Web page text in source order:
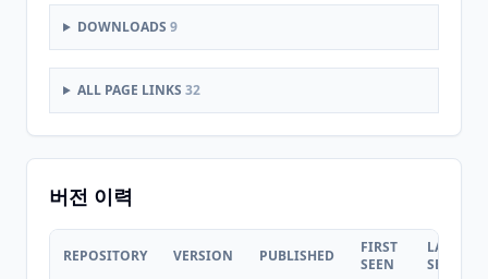
DOWNLOADS 9
ALL PAGE LINKS 32
버전 이력
REPOSITORY VERSION PUBLISHED
FIRST
SEEN
LAST
SEEN